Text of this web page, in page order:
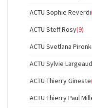
ACTU Sophie Reverdi
ACTU Steff Rosy(9)
ACTU Svetlana
ACTU Sylvie
ACTU Thierry Gineste
ACTU Thierry Paul